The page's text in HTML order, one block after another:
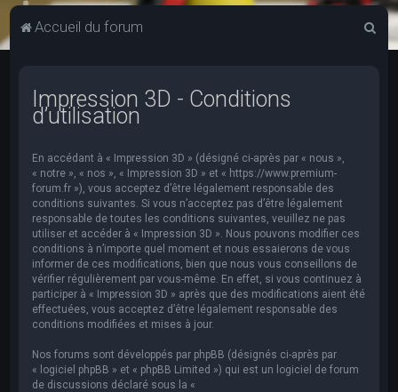
Accueil du forum
Impression 3D - Conditions
d’utilisation
En accédant à « Impression 3D » (désigné ci-après par « nous »,
« notre », « nos », « Impression 3D » et « https://www.premium-
forum.fr »), vous acceptez d’être légalement responsable des
conditions suivantes. Si vous n’acceptez pas d’être légalement
responsable de toutes les conditions suivantes, veuillez ne pas
utiliser et accéder à « Impression 3D ». Nous pouvons modifier ces
conditions à n’importe quel moment et nous essaierons de vous
informer de ces modifications, bien que nous vous conseillons de
vérifier régulièrement par vous-même. En effet, si vous continuez à
participer à « Impression 3D » après que des modifications aient été
effectuées, vous acceptez d’être légalement responsable des
conditions modifiées et mises à jour.
Nos forums sont développés par phpBB (désignés ci-après par
« logiciel phpBB » et « phpBB Limited ») qui est un logiciel de forum
de discussions déclaré sous la «